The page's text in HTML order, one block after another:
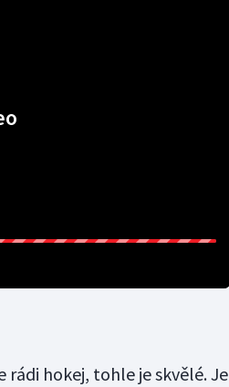
rádi hokej, tohle je skvělé. Je